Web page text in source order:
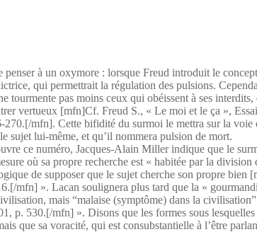
à un oxymore : lorsque Freud introduit le
qui permettrait la régulation des pulsions.
tourmente pas moins ceux qui obéissent à ses
vertueux [mfn]Cf. Freud S., « Le moi et le ça »,
mfn]. Cette bifidité du surmoi le mettra sur la voie
sujet lui-même, et qu’il nommera pulsion de mort.
ce numéro, Jacques-Alain Miller indique que le
où sa propre recherche est « habitée par la
de supposer que le sujet cherche son propre
mfn] ». Lacan soulignera plus tard que la «
mais “malaise (symptôme) dans la
p. 530.[/mfn] ». Disons que les formes sous lesquelles
que sa voracité, qui est consubstantielle à l’être